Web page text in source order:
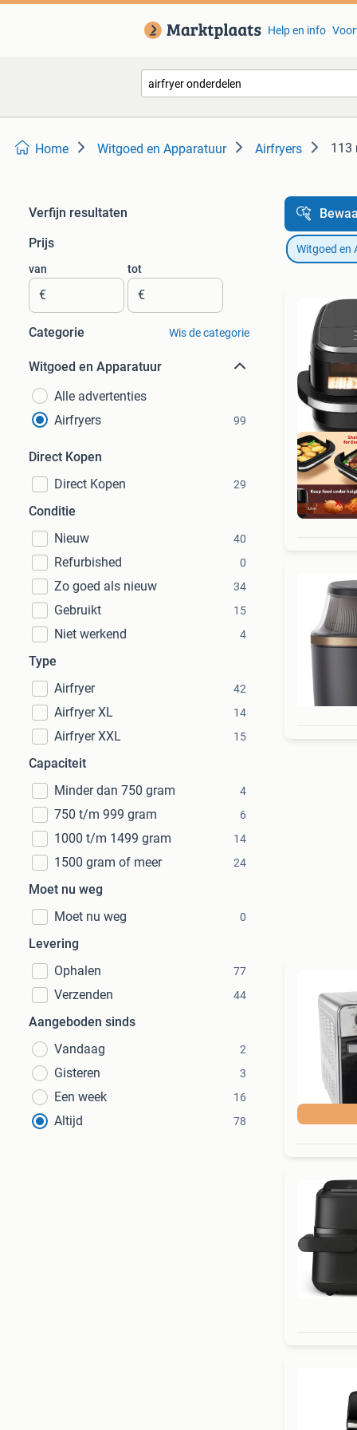
Help en info
Home Witgoed en Apparatuur Airfryers 113
Verfijn resultaten
Prijs
van
€
tot
€
Categorie Wis de categorie
Witgoed en Apparatuur
Alle advertenties
Airfryers
99
Direct Kopen
Direct Kopen
29
Conditie
Nieuw
40
Refurbished 0
Zo goed als nieuw 34
Gebruikt 15
Niet werkend 4
Type
Airfryer
42
Airfryer XL 14
Airfryer XXL 15
Capaciteit
Minder dan 750 gram
4
750 t/m 999 gram 6
1000 t/m 1499 gram 14
1500 gram of meer 24
Moet nu weg
Moet nu weg
0
Levering
Ophalen
77
Verzenden 44
Aangeboden sinds
Vandaag
2
Gisteren 3
Een week 16
Altijd 78
Witgoed en